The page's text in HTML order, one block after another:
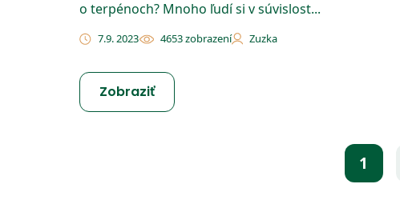
o terpénoch? Mnoho ľudí si v súvislost...
7.9. 2023 4653 zobrazení Zuzka
Zobraziť
1